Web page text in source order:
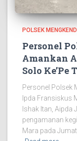
POLSEK
Personel
Amankan
Solo Ke’Pe
Personel Polsek
Ipda Fransiskus
Ishak Itan, Aipda
pengamanan
Mara pada